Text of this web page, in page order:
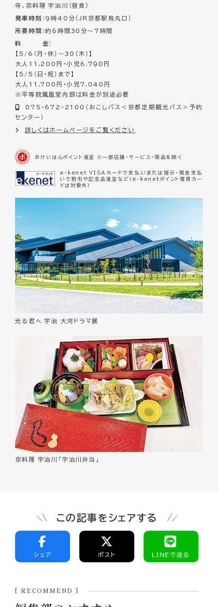
寺、京料理 宇治川（昼食）
発車時刻 ：9時40分（JR京都駅烏丸口）
所要時間 ：約6時間30分〜7時間
料 金：
【5/6（月・休）～30（木）】
大人11,200円・小児6,790円
【5/5（日・祝）まで】
大人11,700円・小児7,040円
※平等院鳳凰堂内部は料金が別途必要
075-672-2100（おこしバス＜京都定期観光バス＞予約
センター）
詳しくはホームページをご覧ください
おけいはんポイント進呈 ※一部店舗・サービス・商品を除く
e-kenet VISAカードで支払いまたは提示・現金支払
いで割引や記念品進呈など（e-kenetポイント専用カー
ドは対象外）
光る君へ 宇治 大河ドラマ展
京料理 宇治川「宇治川弁当」
この記事をシェアする
シェア ポスト LINEで送る
[ RECOMMEND ]